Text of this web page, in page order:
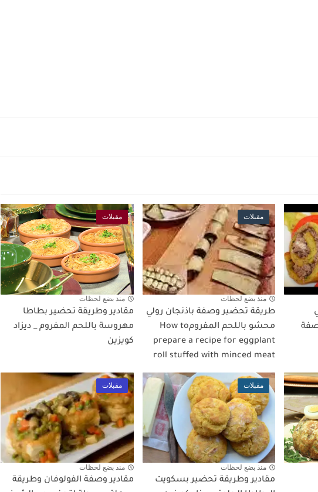
مقبلات
منذ بضع لحظات
طريقة تحضير وصفة باذنجان رولي
محشو باللحم المفرومHow to
prepare a recipe for eggplant
roll stuffed with minced meat
مقبلات
منذ بضع لحظات
مقادير وطريقة تحضير بطاطا
مهروسة باللحم المفروم _ ديزاد
كويزين
مقبلات
منذ بضع لحظات
مقادير وطريقة تحضير بسكويت
مقبلات
منذ بضع لحظات
مقادير وصفة الفولوفان وطريقة